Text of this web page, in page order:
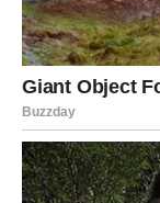
KOJA
Strelčevi će
ignorišu. To je
bilo da je u
emotivni odnos.